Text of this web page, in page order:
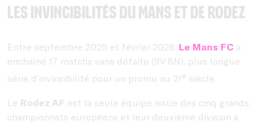
Les invincibilités du Mans et de Rodez
Entre septembre 2025 et février 2026, Le Mans FC a
enchaîné 17 matchs sans défaite (9V 8N), plus longue
série d’invincibilité pour un promu au 21e siècle.
Le Rodez AF est la seule équipe issue des cinq grands
championnats européens et leur deuxième division à